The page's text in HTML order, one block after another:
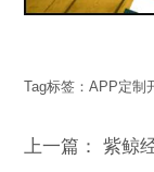
Tag标签：APP定制
上一篇：紫鲸